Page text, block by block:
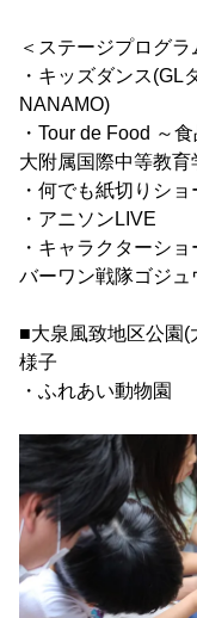
＜ステージプログラ
・キッズダンス(GL
NANAMO)
・Tour de Food ～
大附属国際中等教育
・何でも紙切りショ
・アニソンLIVE
・キャラクターシ
バーワン戦隊ゴジュ
■大泉風致地区公
様子
・ふれあい動物園